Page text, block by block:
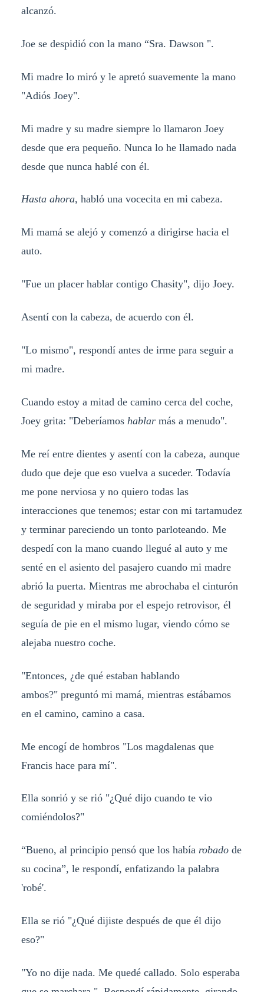
alcanzó.
Joe se despidió con la mano “Sra. Dawson ".
Mi madre lo miró y le apretó suavemente la mano
"Adiós Joey".
Mi madre y su madre siempre lo llamaron Joey
desde que era pequeño. Nunca lo he llamado nada
desde que nunca hablé con él.
Hasta ahora, habló una vocecita en mi cabeza.
Mi mamá se alejó y comenzó a dirigirse hacia el
auto.
"Fue un placer hablar contigo Chasity", dijo Joey.
Asentí con la cabeza, de acuerdo con él.
"Lo mismo", respondí antes de irme para seguir a
mi madre.
Cuando estoy a mitad de camino cerca del coche,
Joey grita: "Deberíamos hablar más a menudo".
Me reí entre dientes y asentí con la cabeza, aunque
dudo que deje que eso vuelva a suceder. Todavía
me pone nerviosa y no quiero todas las
interacciones que tenemos; estar con mi tartamudez
y terminar pareciendo un tonto parloteando. Me
despedí con la mano cuando llegué al auto y me
senté en el asiento del pasajero cuando mi madre
abrió la puerta. Mientras me abrochaba el cinturón
de seguridad y miraba por el espejo retrovisor, él
seguía de pie en el mismo lugar, viendo cómo se
alejaba nuestro coche.
"Entonces, ¿de qué estaban hablando
ambos?" preguntó mi mamá, mientras estábamos
en el camino, camino a casa.
Me encogí de hombros "Los magdalenas que
Francis hace para mí".
Ella sonrió y se rió "¿Qué dijo cuando te vio
comiéndolos?"
“Bueno, al principio pensó que los había robado de
su cocina”, le respondí, enfatizando la palabra
'robé'.
Ella se rió "¿Qué dijiste después de que él dijo
eso?"
"Yo no dije nada. Me quedé callado. Solo esperaba